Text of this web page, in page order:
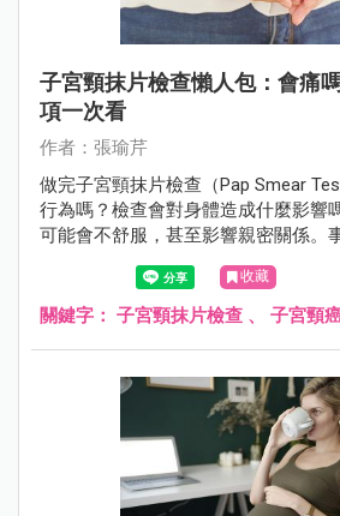
子宮頸抹片檢查懶人包：會痛
項一次看
作者：張瑜芹
做完子宮頸抹片檢查（Pap Smear
行為嗎？檢查會對身體造成什麼影響
可能會不舒服，甚至影響親密關係。
然是常規篩檢，但仍可能讓子宮頸變
血。檢查後應該休息多久？需要特別
收藏
關鍵字： 子宮頸抹片檢查 、 子宮頸